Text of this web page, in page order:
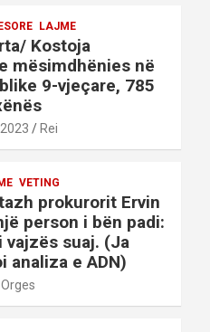
LAJME
Kostoja
mësimdhënies në
9-vjeçare, 785
Rei
VETING
prokurorit Ervin
person i bën padi:
vajzës suaj. (Ja
analiza e ADN)
Orges